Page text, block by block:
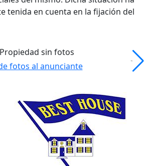
tenida en cuenta en la fijación del
Propiedad sin fotos
fotos al anunciante